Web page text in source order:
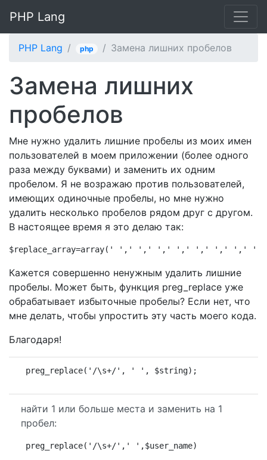
PHP Lang
PHP Lang php Замена лишних пробелов
Замена лишних
пробелов
Мне нужно удалить лишние пробелы из моих имен
пользователей в моем приложении (более одного
раза между буквами) и заменить их одним
пробелом. Я не возражаю против пользователей,
имеющих одиночные пробелы, но мне нужно
удалить несколько пробелов рядом друг с другом.
В настоящее время я это делаю так:
$replace_array=array(' ',' ',' ',' ',' ',' ',' ',' ',' ',' ','
Кажется совершенно ненужным удалить лишние
пробелы. Может быть, функция preg_replace уже
обрабатывает избыточные пробелы? Если нет, что
мне делать, чтобы упростить эту часть моего кода.
Благодаря!
preg_replace('/\s+/', ' ', $string);
найти 1 или больше места и заменить на 1
пробел:
preg_replace('/\s+/',' ',$user_name)